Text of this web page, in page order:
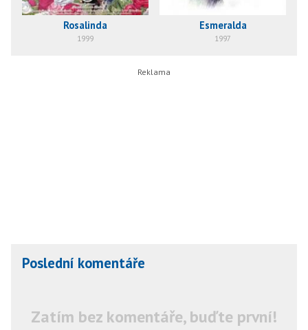
Rosalinda
1999
Esmeralda
1997
Poslední komentáře
Zatím bez komentáře, buďte první!